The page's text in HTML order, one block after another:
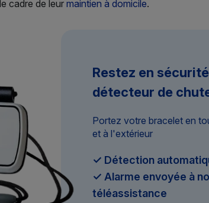
cadre de leur maintien à domicile.
Restez en
détecteur de
Portez votre bracelet en
et à l'extérieur
✓ Détection
✓ Alarme envoyée à
téléassistance